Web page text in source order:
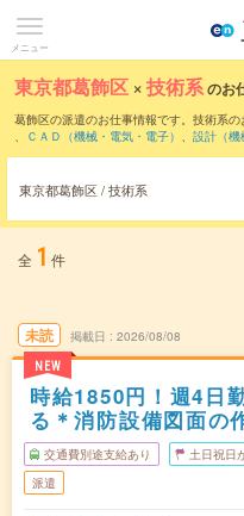
メニュー
東京都葛飾区 ×技術系のお
葛飾区の派遣のお仕事情報です。技術系の
、
ＣＡＤ（機械・電気・電子） 、 設計（機
東京都葛飾区 / 技術系
全 1 件
未読
NEW
掲載日 2026/08/08
時給1850円！週4日
る＊消防設備図面の
交通費別途支給あり 土日祝日
派遣